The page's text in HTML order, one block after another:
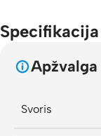
Specifikacija
Apžvalga
Svoris